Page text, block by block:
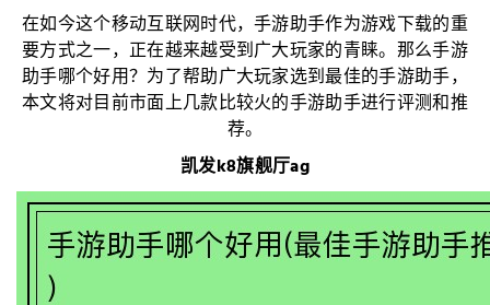
在如今这个移动互联网时代，手游助手作为游戏下载的重
要方式之一，正在越来越受到广大玩家的青睐。那么手游
助手哪个好用？为了帮助广大玩家选到最佳的手游助手，
本文将对目前市面上几款比较火的手游助手进行评测和推
荐。
凯发k8旗舰厅ag